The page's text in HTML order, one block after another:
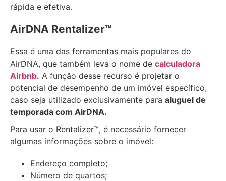
rápida e efetiva.
AirDNA Rentalizer™
Essa é uma das ferramentas mais populares do
AirDNA, que também leva o nome de calculadora
Airbnb. A função desse recurso é projetar o
potencial de desempenho de um imóvel específico,
caso seja utilizado exclusivamente para aluguel de
temporada com AirDNA.
Para usar o Rentalizer™, é necessário fornecer
algumas informações sobre o imóvel:
Endereço completo;
Número de quartos;